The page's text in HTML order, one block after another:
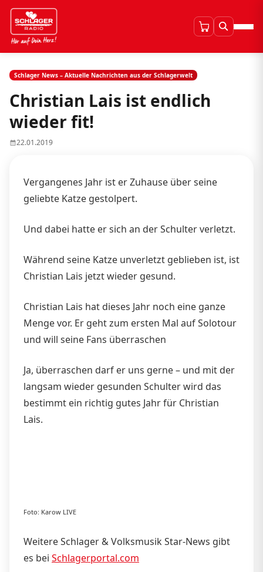
Schlager News – Aktuelle Nachrichten aus der Schlagerwelt
Christian Lais ist endlich
wieder fit!
22.01.2019
Vergangenes Jahr ist er Zuhause über seine
geliebte Katze gestolpert.
Und dabei hatte er sich an der Schulter verletzt.
Während seine Katze unverletzt geblieben ist, ist
Christian Lais jetzt wieder gesund.
Christian Lais hat dieses Jahr noch eine ganze
Menge vor. Er geht zum ersten Mal auf Solotour
und will seine Fans überraschen
Ja, überraschen darf er uns gerne – und mit der
langsam wieder gesunden Schulter wird das
bestimmt ein richtig gutes Jahr für Christian
Lais.
Foto: Karow LIVE
Weitere Schlager & Volksmusik Star-News gibt
es bei Schlagerportal.com